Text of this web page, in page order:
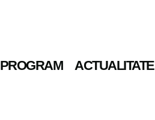
PROGRAM ACTUALITATE